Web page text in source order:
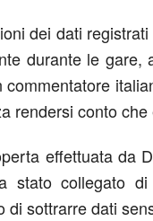
dei dati
durante le gare,
rendersi conto
effettuata da
stato collegato
sottrarre dati